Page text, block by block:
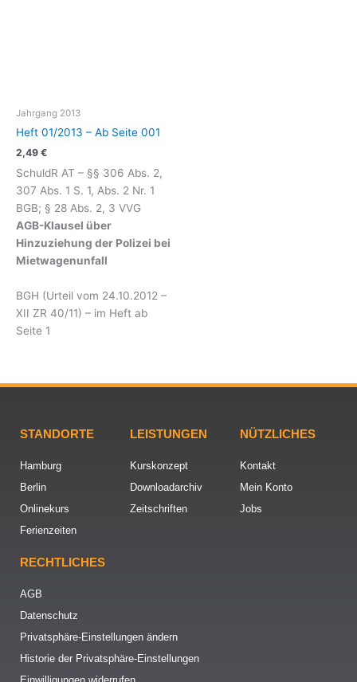
Jahrgang 2013
Heft 01/2013 – Ab Seite 001
2,49 €
SchuldR AT – §§ 306 Abs. 2,
307 Abs. 1 S. 1, Abs. 2 Nr. 1
BGB; § 28 Abs. 2, 3 VVG
AGB-Klausel über
Hinzuziehung der Polizei bei
Mietwagenunfall
BGH (Urteil vom 24.10.2012 –
XII ZR 40/11) – im Heft ab
Seite 1
STANDORTE
Hamburg
Berlin
Onlinekurs
Ferienzeiten
LEISTUNGEN
Kurskonzept
Downloadarchiv
Zeitschriften
NÜTZLICHES
Kontakt
Mein Konto
Jobs
RECHTLICHES
AGB
Datenschutz
Privatsphäre-Einstellungen ändern
Historie der Privatsphäre-Einstellungen